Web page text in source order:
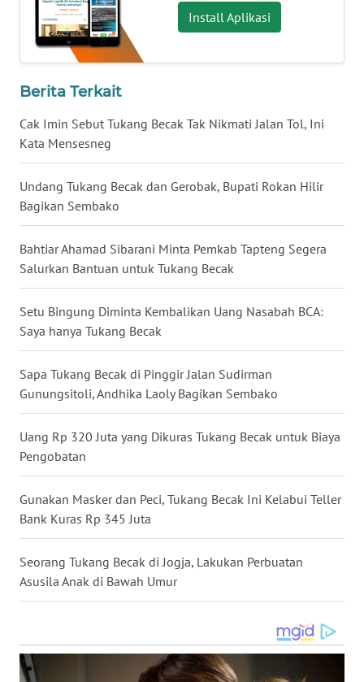
Install Aplikasi
Berita Terkait
Cak Imin Sebut Tukang Becak Tak Nikmati Jalan Tol, Ini
Kata Mensesneg
Undang Tukang Becak dan Gerobak, Bupati Rokan Hilir
Bagikan Sembako
Bahtiar Ahamad Sibarani Minta Pemkab Tapteng Segera
Salurkan Bantuan untuk Tukang Becak
Setu Bingung Diminta Kembalikan Uang Nasabah BCA:
Saya hanya Tukang Becak
Sapa Tukang Becak di Pinggir Jalan Sudirman
Gunungsitoli, Andhika Laoly Bagikan Sembako
Uang Rp 320 Juta yang Dikuras Tukang Becak untuk Biaya
Pengobatan
Gunakan Masker dan Peci, Tukang Becak Ini Kelabui Teller
Bank Kuras Rp 345 Juta
Seorang Tukang Becak di Jogja, Lakukan Perbuatan
Asusila Anak di Bawah Umur
WN
KALTARA
WN
WN
GORONTALO
WN
SULUT
WN
MALUKU
WN
MALUT
WN
WN
WN
NIAS